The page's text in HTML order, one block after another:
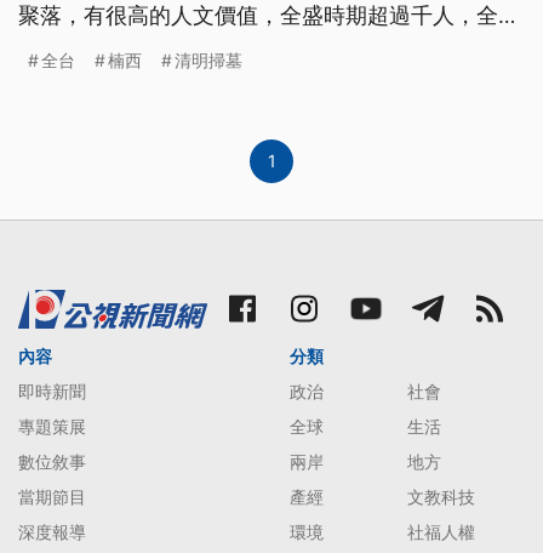
聚落，有很高的人文價值，全盛時期超過千人，全村
ns 虔誠的站在祖墳前 子子孫孫們團聚一堂 今天一起
全台 楠西 清明掃墓
1
內容
即時新聞
專題策展
數位敘事
當期節目
深度報導
分類
政治
社會
全球
生活
兩岸
地方
產經
文教科技
環境
社福人權